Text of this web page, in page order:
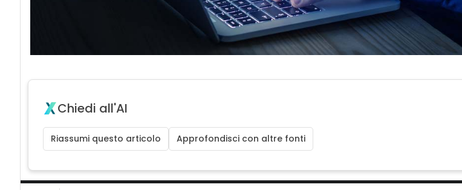
Chiedi all'AI
Riassumi questo articolo Approfondisci con altre fonti